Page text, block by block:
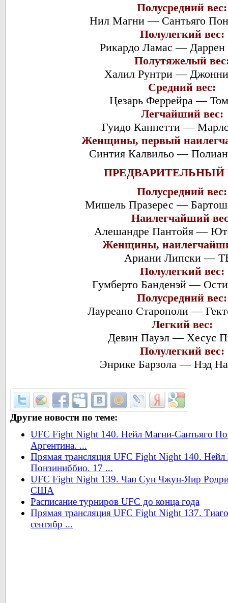
Полусредний вес:
Нил Магни — Сантьяго
Полулегкий вес:
Рикардо Ламас — Даррен
Полутяжелый
Халил Рунтри —
Средний вес:
Цезарь Феррейра —
Легчайший вес:
Гуидо Каннетти —
Женщины, первый
Синтия Калвильо —
ПРЕДВАРИТЕЛЬНЫЙ
Полусредний вес:
Мишель Празерес —
Наилегчайший
Алешандре Пантойя —
Женщины,
Ариани Липски —
Полулегкий вес:
Гумберто Банденэй —
Полусредний вес:
Лауреано Старополи —
Легкий вес:
Девин Пауэл — Хесус
Полулегкий вес:
Энрике Барзола — Нэд
Другие новости по теме:
UFC Fight Night 140. Нейл Магни-Сантьяго
Аргентина. ...
Прямая трансляция UFC Fight Night 140. Нейл
Понзиниббио. 17 ...
UFC Fight Night 139. Чан Сун Чжун-Яир
США
Расписание турниров UFC до конца года
Прямая трансляция UFC Fight Night 137.
сентябр ...